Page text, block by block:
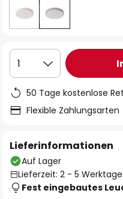
1
50 Tage kostenlose
Flexible Zahlungsarten
Lieferinformationen
Auf Lager
Lieferzeit: 2 - 5 Werktage
Fest eingebautes